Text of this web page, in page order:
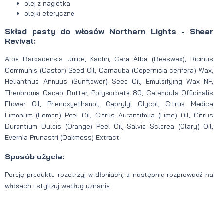
olej z nagietka
olejki eteryczne
Skład pasty do włosów Northern Lights - Shear
Revival:
Aloe Barbadensis Juice, Kaolin, Cera Alba (Beeswax), Ricinus
Communis (Castor) Seed Oil, Carnauba (Copernicia cerifera) Wax,
Helianthus Annuus (Sunflower) Seed Oil, Emulsifying Wax NF,
Theobroma Cacao Butter, Polysorbate 80, Calendula Officinalis
Flower Oil, Phenoxyethanol, Caprylyl Glycol, Citrus Medica
Limonum (Lemon) Peel Oil, Citrus Aurantifolia (Lime) Oil, Citrus
Durantium Dulcis (Orange) Peel Oil, Salvia Sclarea (Clary) Oil,
Evernia Prunastri (Oakmoss) Extract.
Sposób użycia:
Porcję produktu rozetrzyj w dłoniach, a następnie rozprowadź na
włosach i stylizuj według uznania.